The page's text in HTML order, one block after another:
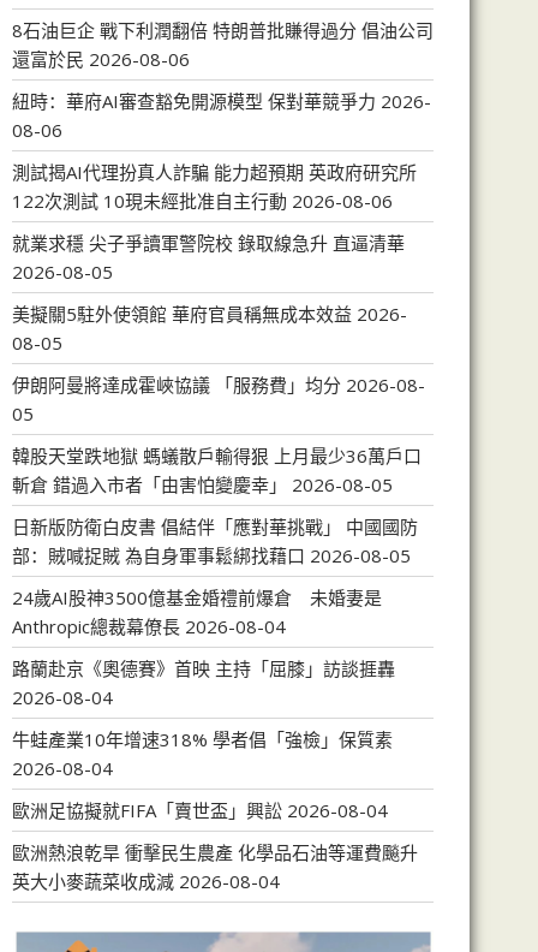
8石油巨企 戰下利潤翻倍 特朗普批賺得過分 倡油公司
還富於民 2026-08-06
紐時：華府AI審查豁免開源模型 保對華競爭力 2026-
08-06
測試揭AI代理扮真人詐騙 能力超預期 英政府研究所
122次測試 10現未經批准自主行動 2026-08-06
就業求穩 尖子爭讀軍警院校 錄取線急升 直逼清華
2026-08-05
美擬關5駐外使領館 華府官員稱無成本效益 2026-
08-05
伊朗阿曼將達成霍峽協議 「服務費」均分 2026-08-
05
韓股天堂跌地獄 螞蟻散戶輸得狠 上月最少36萬戶口
斬倉 錯過入市者「由害怕變慶幸」
2026-08-05
日新版防衛白皮書 倡結伴「應對華挑戰」 中國國防
部：賊喊捉賊 為自身軍事鬆綁找藉口 2026-08-05
24歲AI股神3500億基金婚禮前爆倉 未婚妻是
Anthropic總裁幕僚長 2026-08-04
路蘭赴京《奧德賽》首映 主持「屈膝」訪談捱轟
2026-08-04
牛蛙產業10年增速318% 學者倡「強檢」保質素
2026-08-04
歐洲足協擬就FIFA「賣世盃」興訟 2026-08-04
歐洲熱浪乾旱 衝擊民生農產 化學品石油等運費飈升
英大小麥蔬菜收成減 2026-08-04